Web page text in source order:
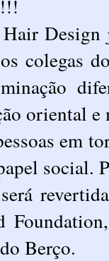
colegas
oriental
em
social.
Berço.